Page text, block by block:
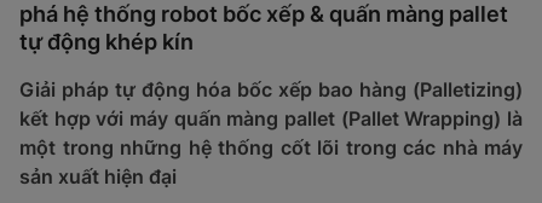
phá hệ thống robot bốc xếp & quấn màng pallet
tự động khép kín
Giải pháp tự động hóa bốc xếp bao hàng (Palletizing)
kết hợp với máy quấn màng pallet (Pallet Wrapping) là
một trong những hệ thống cốt lõi trong các nhà máy
sản xuất hiện đại